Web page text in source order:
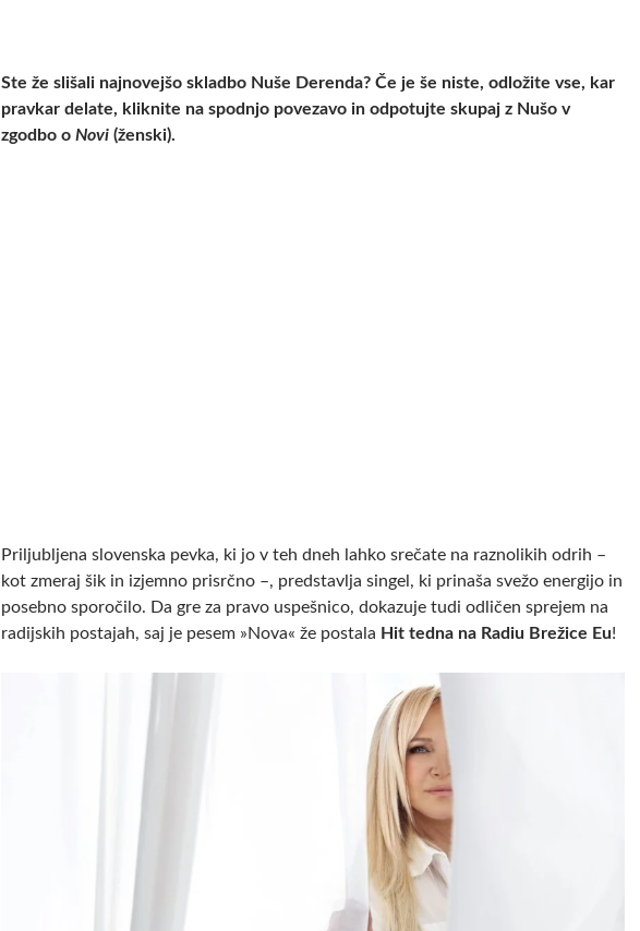
Ste že slišali najnovejšo skladbo Nuše Derenda? Če je še niste, odložite vse, kar
pravkar delate, kliknite na spodnjo povezavo in odpotujte skupaj z Nušo v
zgodbo oNovi (ženski).
Priljubljena slovenska pevka, ki jo v teh dneh lahko srečate na raznolikih odrih –
kot zmeraj šik in izjemno prisrčno –, predstavlja singel, ki prinaša svežo energijo in
posebno sporočilo. Da gre za pravo uspešnico, dokazuje tudi odličen sprejem na
radijskih postajah, saj je pesem »Nova« že postala Hit tedna na Radiu Brežice Eu!